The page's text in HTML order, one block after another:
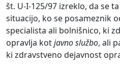
št. U-I-125/97 izreklo, da se
situacijo, ko se posameznik
specialista ali bolnišnico, ki
opravlja kotjavno službo, ali
ki zdravstveno dejavnost